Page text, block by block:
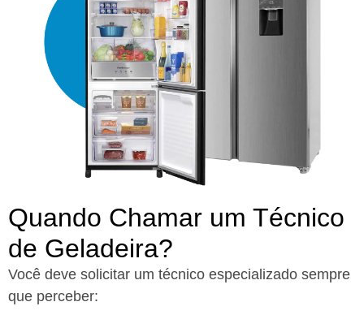
Quando Chamar um Técnico
de Geladeira?​
Você deve solicitar um técnico especializado sempre
que perceber: